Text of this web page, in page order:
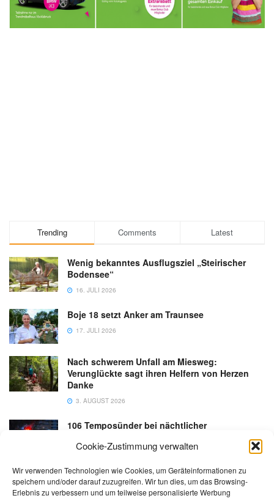
Cookie-Zustimmung verwalten
Wir verwenden Technologien wie Cookies, um Geräteinformationen zu
speichern und/oder darauf zuzugreifen. Wir tun dies, um das Browsing-
Erlebnis zu verbessern und um teilweise personalisierte Werbung
Trending Comments Latest
Wenig bekanntes Ausflugsziel „Steirischer
Bodensee“
16. JULI 2026
Boje 18 setzt Anker am Traunsee
17. JULI 2026
Nach schwerem Unfall am Miesweg:
Verunglückte sagt ihren Helfern von Herzen
Danke
3. AUGUST 2026
106 Temposünder bei nächtlicher